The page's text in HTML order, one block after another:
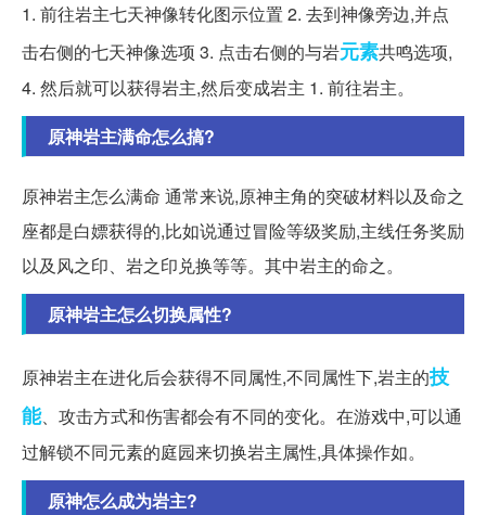
1. 前往岩主七天神像转化图示位置 2. 去到神像旁边,并点
击右侧的七天神像选项 3. 点击右侧的与岩元素共鸣选项,
4. 然后就可以获得岩主,然后变成岩主 1. 前往岩主。
原神岩主满命怎么搞?
原神岩主怎么满命 通常来说,原神主角的突破材料以及命之
座都是白嫖获得的,比如说通过冒险等级奖励,主线任务奖励
以及风之印、岩之印兑换等等。其中岩主的命之。
原神岩主怎么切换属性?
原神岩主在进化后会获得不同属性,不同属性下,岩主的技
能、攻击方式和伤害都会有不同的变化。在游戏中,可以通
过解锁不同元素的庭园来切换岩主属性,具体操作如。
原神怎么成为岩主?